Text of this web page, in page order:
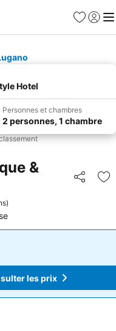
Favoris
Se
Hotel
Personnes et chambres
2 personnes, 1 chambre
&
Partager
)
les prix